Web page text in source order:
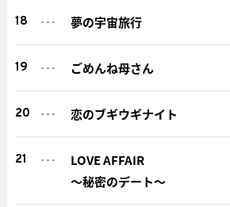
18 夢の宇宙旅行
19 ごめんね母さん
20 恋のブギウギナイト
21
LOVE AFFAIR
～秘密のデート～